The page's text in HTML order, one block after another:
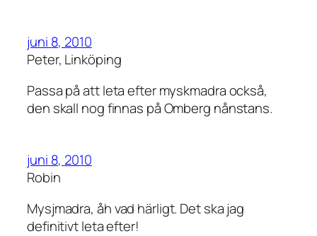
juni 8, 2010
Peter, Linköping
Passa på att leta efter myskmadra också,
den skall nog finnas på Omberg nånstans.
juni 8, 2010
Robin
Mysjmadra, åh vad härligt. Det ska jag
definitivt leta efter!